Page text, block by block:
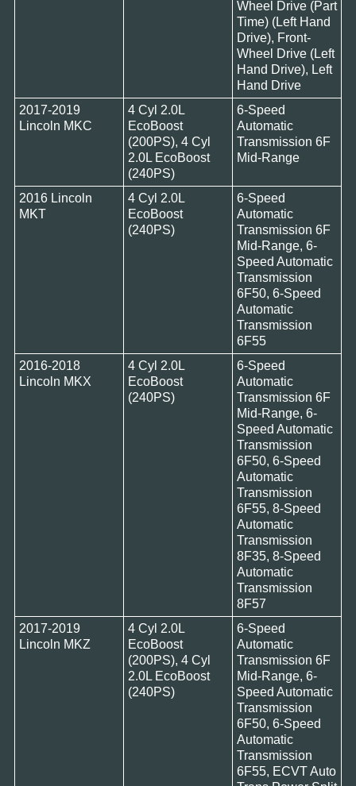
Wheel Drive (Part
Time) (Left Hand
Drive), Front-
Wheel Drive (Left
Hand Drive), Left
Hand Drive
2017-2019
Lincoln MKC
4 Cyl 2.0L
EcoBoost
(200PS), 4 Cyl
2.0L EcoBoost
(240PS)
6-Speed
Automatic
Transmission 6F
Mid-Range
2016 Lincoln
MKT
4 Cyl 2.0L
EcoBoost
(240PS)
6-Speed
Automatic
Transmission 6F
Mid-Range, 6-
Speed Automatic
Transmission
6F50, 6-Speed
Automatic
Transmission
6F55
2016-2018
Lincoln MKX
4 Cyl 2.0L
EcoBoost
(240PS)
6-Speed
Automatic
Transmission 6F
Mid-Range, 6-
Speed Automatic
Transmission
6F50, 6-Speed
Automatic
Transmission
6F55, 8-Speed
Automatic
Transmission
8F35, 8-Speed
Automatic
Transmission
8F57
2017-2019
Lincoln MKZ
4 Cyl 2.0L
EcoBoost
(200PS), 4 Cyl
2.0L EcoBoost
(240PS)
6-Speed
Automatic
Transmission 6F
Mid-Range, 6-
Speed Automatic
Transmission
6F50, 6-Speed
Automatic
Transmission
6F55, ECVT Auto